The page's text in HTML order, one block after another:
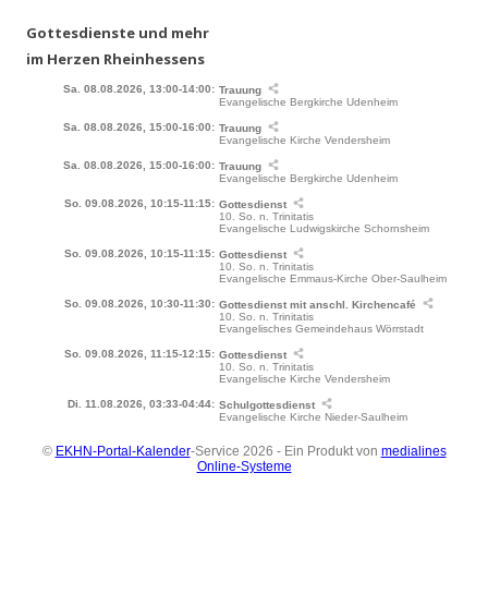
Gottesdienste und mehr
im Herzen Rheinhessens